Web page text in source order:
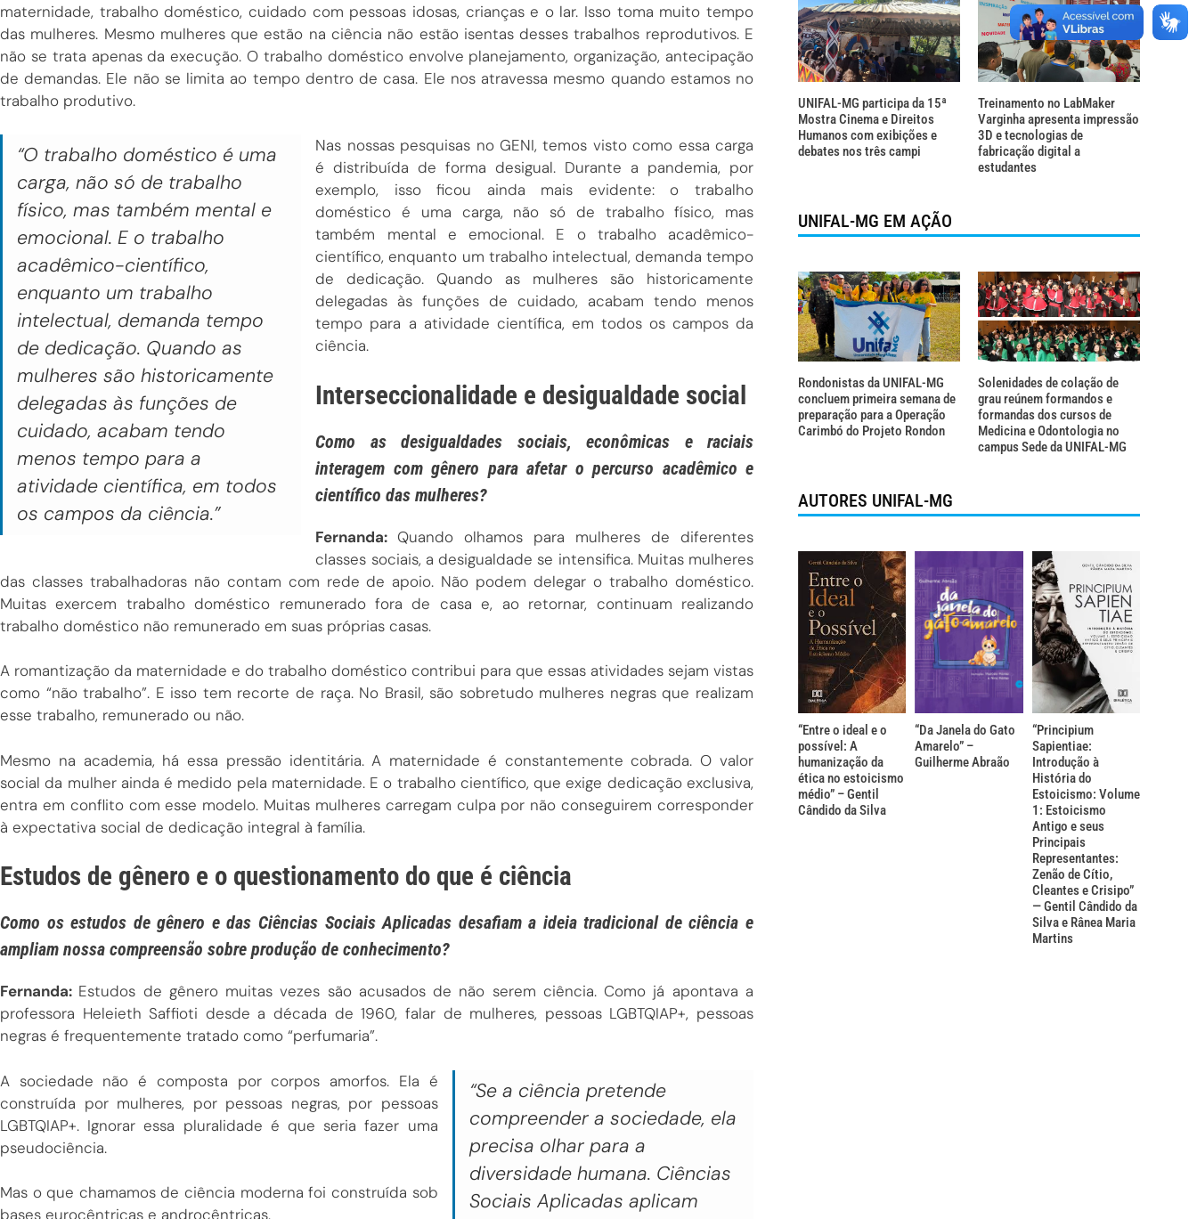
maternidade, trabalho doméstico, cuidado com pessoas idosas, crianças e o lar. Isso toma muito tempo
das mulheres. Mesmo mulheres que estão na ciência não estão isentas desses trabalhos reprodutivos. E
não se trata apenas da execução. O trabalho doméstico envolve planejamento, organização, antecipação
de demandas. Ele não se limita ao tempo dentro de casa. Ele nos atravessa mesmo quando estamos no
trabalho produtivo.
“O trabalho doméstico é uma
carga, não só de trabalho
físico, mas também mental e
emocional. E o trabalho
acadêmico-científico,
enquanto um trabalho
intelectual, demanda tempo
de dedicação. Quando as
mulheres são historicamente
delegadas às funções de
cuidado, acabam tendo
menos tempo para a
atividade científica, em todos
os campos da ciência.”
Nas nossas pesquisas no GENI, temos visto como essa carga
é distribuída de forma desigual. Durante a pandemia, por
exemplo, isso ficou ainda mais evidente: o trabalho
doméstico é uma carga, não só de trabalho físico, mas
também mental e emocional. E o trabalho acadêmico-
científico, enquanto um trabalho intelectual, demanda tempo
de dedicação. Quando as mulheres são historicamente
delegadas às funções de cuidado, acabam tendo menos
tempo para a atividade científica, em todos os campos da
ciência.
Interseccionalidade e desigualdade social
Como as desigualdades sociais, econômicas e raciais
interagem com gênero para afetar o percurso acadêmico e
científico das mulheres?
Fernanda: Quando olhamos para mulheres de diferentes
classes sociais, a desigualdade se intensifica. Muitas mulheres
das classes trabalhadoras não contam com rede de apoio. Não podem delegar o trabalho doméstico.
Muitas exercem trabalho doméstico remunerado fora de casa e, ao retornar, continuam realizando
trabalho doméstico não remunerado em suas próprias casas.
A romantização da maternidade e do trabalho doméstico contribui para que essas atividades sejam vistas
como “não trabalho”. E isso tem recorte de raça. No Brasil, são sobretudo mulheres negras que realizam
esse trabalho, remunerado ou não.
Mesmo na academia, há essa pressão identitária. A maternidade é constantemente cobrada. O valor
social da mulher ainda é medido pela maternidade. E o trabalho científico, que exige dedicação exclusiva,
entra em conflito com esse modelo. Muitas mulheres carregam culpa por não conseguirem corresponder
à expectativa social de dedicação integral à família.
Estudos de gênero e o questionamento do que é ciência
Como os estudos de gênero e das Ciências Sociais Aplicadas desafiam a ideia tradicional de ciência e
ampliam nossa compreensão sobre produção de conhecimento?
Fernanda: Estudos de gênero muitas vezes são acusados de não serem ciência. Como já apontava a
professora Heleieth Saffioti desde a década de 1960, falar de mulheres, pessoas LGBTQIAP+, pessoas
negras é frequentemente tratado como “perfumaria”.
“Se a ciência pretende
compreender a sociedade, ela
precisa olhar para a
diversidade humana. Ciências
Sociais Aplicadas aplicam
A sociedade não é composta por corpos amorfos. Ela é
construída por mulheres, por pessoas negras, por pessoas
LGBTQIAP+. Ignorar essa pluralidade é que seria fazer uma
pseudociência.
Mas o que chamamos de ciência moderna foi construída sob
bases eurocêntricas e androcêntricas.
UNIFAL-MG participa da 15ª
Mostra Cinema e Direitos
Humanos com exibições e
debates nos três campi
Treinamento no LabMaker
Varginha apresenta impressão
3D e tecnologias de
fabricação digital a
estudantes
UNIFAL-MG EM AÇÃO
Rondonistas da UNIFAL-MG
concluem primeira semana de
preparação para a Operação
Carimbó do Projeto Rondon
Solenidades de colação de
grau reúnem formandos e
formandas dos cursos de
Medicina e Odontologia no
campus Sede da UNIFAL-MG
AUTORES UNIFAL-MG
“Entre o ideal e o
possível: A
humanização da
ética no estoicismo
médio” – Gentil
Cândido da Silva
“Da Janela do Gato
Amarelo” –
Guilherme Abraão
“Principium
Sapientiae:
Introdução à
História do
Estoicismo: Volume
1: Estoicismo
Antigo e seus
Principais
Representantes:
Zenão de Cítio,
Cleantes e Crisipo”
— Gentil Cândido da
Silva e Rânea Maria
Martins